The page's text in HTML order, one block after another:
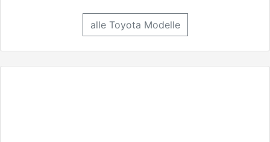
alle Toyota Modelle